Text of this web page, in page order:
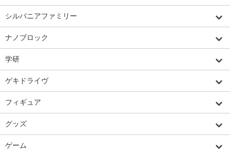
シルバニアファミリー
ナノブロック
学研
ゲキドライヴ
フィギュア
グッズ
ゲーム